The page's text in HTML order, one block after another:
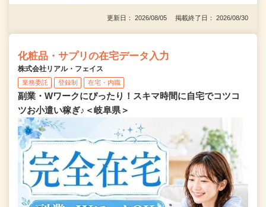
更新日： 2026/08/05 掲載終了日： 2026/08/30
化粧品・サプリの在宅データ入力
株式会社リアル・フェイス
業務委託 登録制 在宅・内職
副業・Wワークにぴったり！スキマ時間に自宅でコツコ
ツお小遣い稼ぎ♪＜岐阜県＞